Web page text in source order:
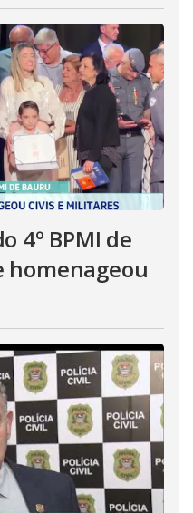
4º BPMI de
homenageou